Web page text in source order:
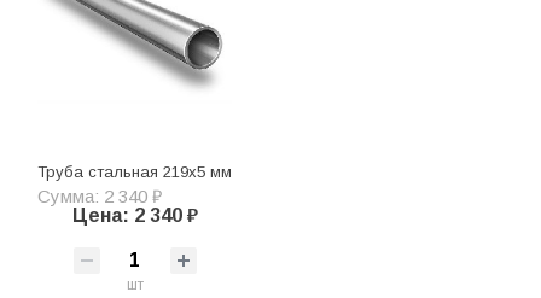
Труба стальная 219х5 мм
Сумма: 2 340 ₽
Цена: 2 340 ₽
шт